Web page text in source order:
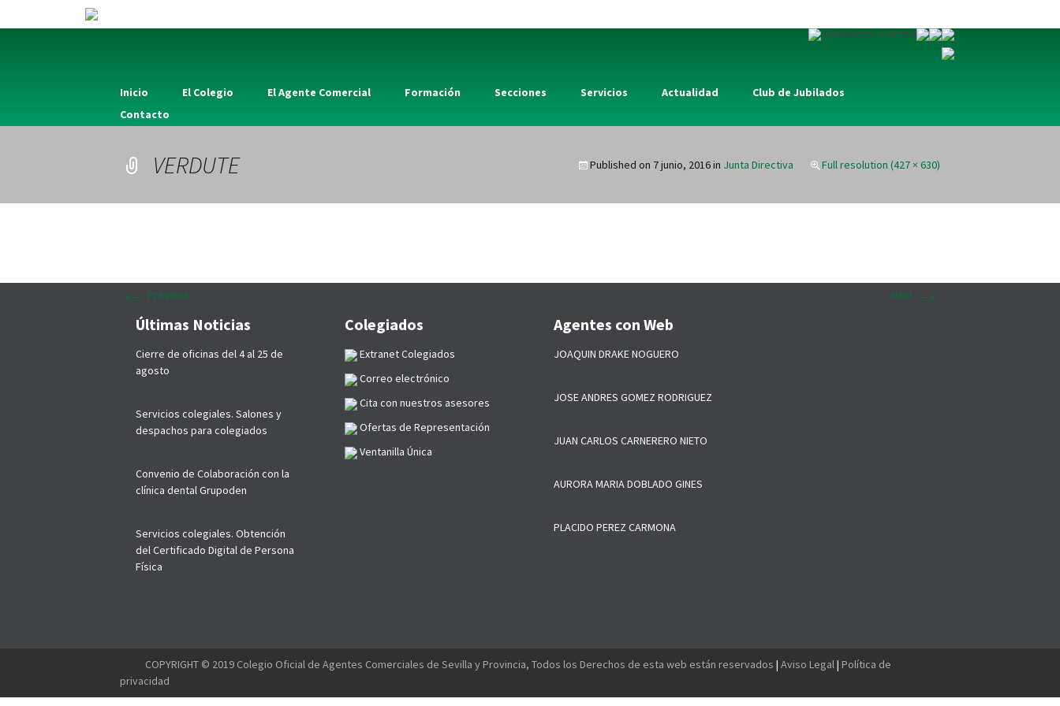
Consultar Correo
Inicio El Colegio El Agente Comercial Formación Secciones Servicios Actualidad
Club de Jubilados
Contacto
VERDUTE Published on 7 junio, 2016in Junta Directiva Full resolution (427 × 630)
← Previous Next→
Últimas Noticias
Cierre de oficinas del 4 al 25 de
agosto
Servicios colegiales. Salones y
despachos para colegiados
Convenio de Colaboración con la
clínica dental Grupoden
Servicios colegiales. Obtención
del Certificado Digital de Persona
Física
Colegiados
Extranet Colegiados
Correo electrónico
Cita con nuestros asesores
Ofertas de Representación
Ventanilla Única
Agentes con Web
JOAQUIN DRAKE NOGUERO
JOSE ANDRES GOMEZ RODRIGUEZ
JUAN CARLOS CARNERERO NIETO
AURORA MARIA DOBLADO GINES
PLACIDO PEREZ CARMONA
COPYRIGHT © 2019 Colegio Oficial de Agentes Comerciales de Sevilla y Provincia, Todos los Derechos de esta web están reservados | Aviso Legal| Política de
privacidad